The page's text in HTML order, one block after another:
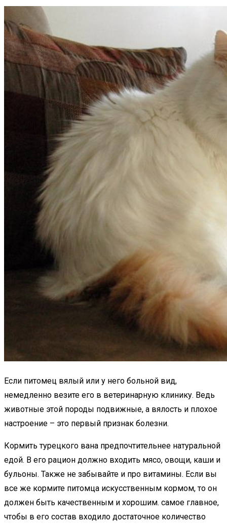
Если питомец вялый или у него больной вид,
немедленно везите его в ветеринарную клинику. Ведь
животные этой породы подвижные, а вялость и плохое
настроение – это первый признак болезни.
Кормить турецкого вана предпочтительнее натуральной
едой. В его рацион должно входить мясо, овощи, каши и
бульоны. Также не забывайте и про витамины. Если вы
все же кормите питомца искусственным кормом, то он
должен быть качественным и хорошим. самое главное,
чтобы в его состав входило достаточное количество